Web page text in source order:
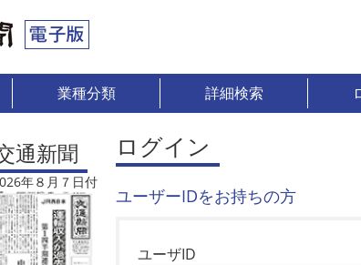
業種分類 詳細検索
通新聞
年８月７日付
ログイン
ユーザーIDをお持ちの方
ユーザID